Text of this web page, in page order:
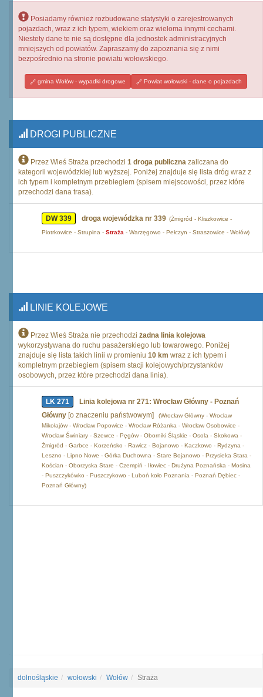
Posiadamy również rozbudowane statystyki o zarejestrowanych
pojazdach, wraz z ich typem, wiekiem oraz wieloma innymi cechami.
Niestety dane te nie są dostępne dla jednostek administracyjnych
mniejszych od powiatów. Zapraszamy do zapoznania się z nimi
bezpośrednio na stronie powiatu wołowskiego.
gmina Wołów - wypadki drogowe Powiat wołowski - dane o pojazdach
DROGI PUBLICZNE
Przez Wieś Straża przechodzi 1 droga publiczna zaliczana do
kategorii wojewódzkiej lub wyższej. Poniżej znajduje się lista dróg wraz z
ich typem i kompletnym przebiegiem (spisem miejscowości, przez które
przechodzi dana trasa).
DW 339 droga wojewódzka nr 339 (Żmigród - Kliszkowice -
Piotrkowice - Strupina - Straża - Warzęgowo - Pełczyn - Straszowice - Wołów)
LINIE KOLEJOWE
Przez Wieś Straża nie przechodzi żadna linia kolejowa
wykorzystywana do ruchu pasażerskiego lub towarowego. Poniżej
znajduje się lista takich linii w promieniu 10 km wraz z ich typem i
kompletnym przebiegiem (spisem stacji kolejowych/przystanków
osobowych, przez które przechodzi dana linia).
LK 271
Linia kolejowa nr 271: Wrocław Główny - Poznań
Główny [o znaczeniu państwowym]
(Wrocław Główny - Wrocław
Mikołajów - Wrocław Popowice - Wrocław Różanka - Wrocław Osobowice -
Wrocław Świniary - Szewce - Pęgów - Oborniki Śląskie - Osola - Skokowa -
Żmigród - Garbce - Korzeńsko - Rawicz - Bojanowo - Kaczkowo - Rydzyna -
Leszno - Lipno Nowe - Górka Duchowna - Stare Bojanowo - Przysieka Stara -
Kościan - Oborzyska Stare - Czempiń - Iłowiec - Drużyna Poznańska - Mosina
- Puszczykówko - Puszczykowo - Luboń koło Poznania - Poznań Dębiec -
Poznań Główny)
dolnośląskie wołowski Wołów Straża